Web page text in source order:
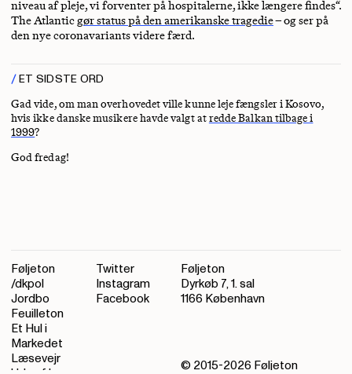
niveau af pleje, vi forventer på hospitalerne, ikke længere findes“.
The Atlanticgør status på den amerikanske tragedie– og ser på
den nye coronavariants videre færd.
ET SIDSTE ORD
Gad vide, om man overhovedet ville kunne leje fængsler i Kosovo,
hvis ikke danske musikere havde valgt atredde Balkan tilbage i
1999?
God fredag!
Føljeton
/dkpol
Jordbo
Feuilleton
Et Hul i
Markedet
Læsevejr
Twitter
Instagram
Facebook
Føljeton
Dyrkøb 7, 1. sal
1166 København
© 2015-2026 Føljeton